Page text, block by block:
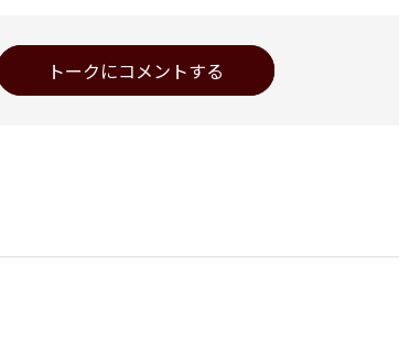
トークにコメントする